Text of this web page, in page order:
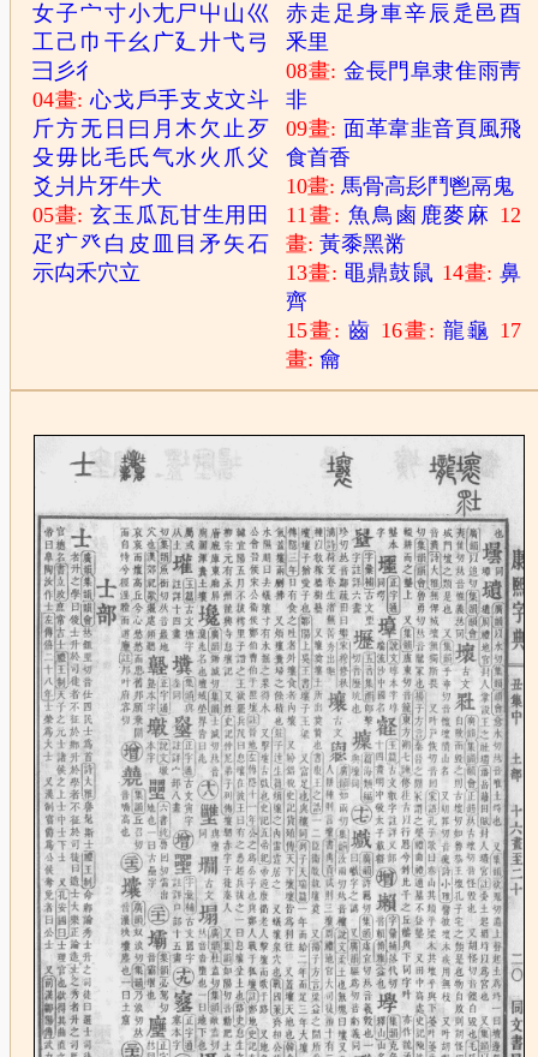
女子宀寸小尢尸 屮 山巛
工 己 巾 干幺 广廴廾弋弓
彐 彡彳
04畫:心戈 戶手支 攴文斗
斤方无 日 曰 月木 欠止 歹
殳毋 比毛 氏气水 火 爪父
爻 爿 片牙牛犬
05畫:玄玉 瓜瓦甘生用 田
疋 疒癶 白 皮 目矛 矢石
示禸禾穴立
赤走 足身車辛辰 辵 邑酉
釆里
08畫: 金長門 阜隶隹雨靑
非
09畫: 面革韋韭音頁風飛
食首香
10畫:馬骨高髟 鬥鬯鬲 鬼
11畫: 魚鳥 鹵 鹿麥 麻 12
畫:黃黍黑黹
13畫: 黽鼎鼓鼠 14畫:鼻
齊
15畫:齒 16畫:龍龜 17
畫:龠